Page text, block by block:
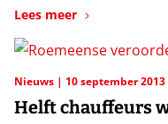
Lees meer
Nieuws 10 september 2013
Helft chauffeurs